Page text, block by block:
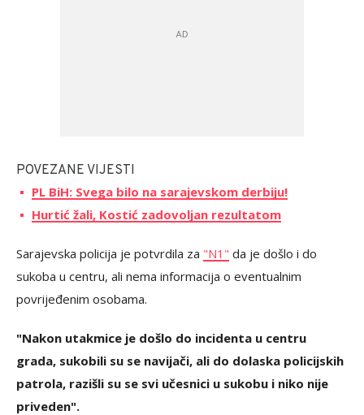
POVEZANE VIJESTI
PL BiH: Svega bilo na sarajevskom derbiju!
Hurtić žali, Kostić zadovoljan rezultatom
Sarajevska policija je potvrdila za "N1" da je došlo i do
sukoba u centru, ali nema informacija o eventualnim
povrijeđenim osobama.
"Nakon utakmice je došlo do incidenta u centru
grada, sukobili su se navijači, ali do dolaska policijskih
patrola, razišli su se svi učesnici u sukobu i niko nije
priveden".